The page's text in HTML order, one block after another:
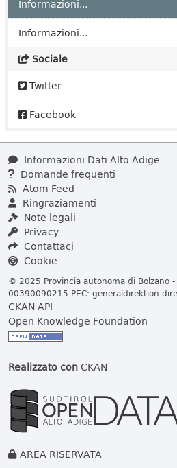
Informazioni...
Informazioni...
Sociale
Twitter
Facebook
Informazioni Dati Alto Adige
Domande frequenti
Atom Feed
Ringraziamenti
Note legali
Privacy
Contattaci
Cookie
© 2025 Provincia autonoma di Bolzano
00390090215 PEC:
CKAN API
Open Knowledge Foundation
Realizzato conCKAN
AREA RISERVATA